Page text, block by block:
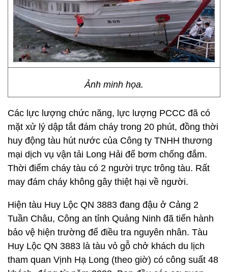
Ảnh minh họa.
Các lực lượng chức năng, lực lượng PCCC đã có
mặt xử lý dập tắt đám cháy trong 20 phút, đồng thời
huy động tàu hút nước của Công ty TNHH thương
mại dịch vụ vận tải Long Hải để bơm chống đắm.
Thời điểm cháy tàu có 2 người trực trông tàu. Rất
may đám cháy không gây thiệt hại về người.
Hiện tàu Huy Lộc QN 3883 đang đậu ở Cảng 2
Tuần Châu, Công an tỉnh Quảng Ninh đã tiến hành
bảo vệ hiện trường để điều tra nguyên nhân. Tàu
Huy Lộc QN 3883 là tàu vỏ gỗ chở khách du lịch
tham quan Vịnh Hạ Long (theo giờ) có công suất 48